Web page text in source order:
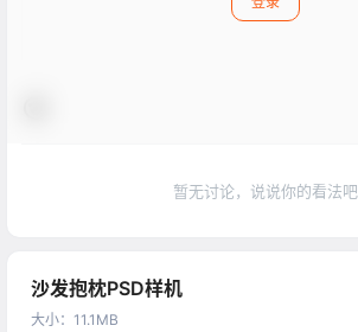
暂无讨论，说说你的看法吧
沙发抱枕PSD样机
大小： 11.1MB